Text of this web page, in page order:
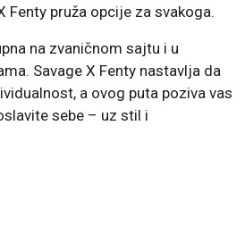
Fenty pruža opcije za svakoga.
na zvaničnom sajtu i u
Savage X Fenty nastavlja da
a ovog puta poziva vas
sebe – uz stil i